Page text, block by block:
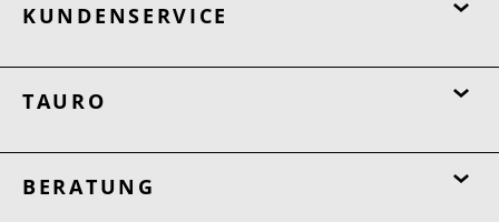
KUNDENSERVICE
TAURO
BERATUNG